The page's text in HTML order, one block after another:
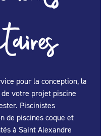
pour la conception, la
votre projet piscine
Piscinistes
de piscines coque et
à Saint Alexandre